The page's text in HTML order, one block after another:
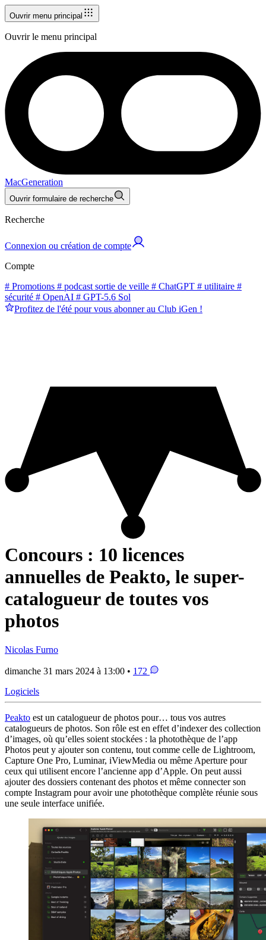
Ouvrir menu principal
Ouvrir le menu principal
MacGeneration
Ouvrir formulaire de recherche
Recherche
Connexion ou création de compte
Compte
# Promotions # podcast sortie de veille # ChatGPT # utilitaire #
sécurité # OpenAI # GPT-5.6 Sol
Profitez de l'été pour vous abonner au Club iGen !
Concours : 10 licences
annuelles de Peakto, le super-
catalogueur de toutes vos
photos
Nicolas Furno
dimanche 31 mars 2024 à 13:00 • 172
Logiciels
Peakto est un catalogueur de photos pour… tous vos autres
catalogueurs de photos. Son rôle est en effet d’indexer des collection
d’images, où qu’elles soient stockées : la photothèque de l’app
Photos peut y ajouter son contenu, tout comme celle de Lightroom,
Capture One Pro, Luminar, iViewMedia ou même Aperture pour
ceux qui utilisent encore l’ancienne app d’Apple. On peut aussi
ajouter des dossiers contenant des photos et même connecter son
compte Instagram pour avoir une photothèque complète réunie sous
une seule interface unifiée.